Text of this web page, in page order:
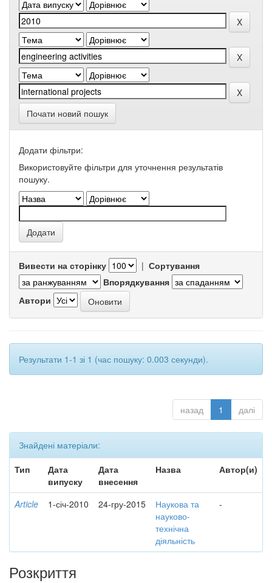
Почати новий пошук
Додати фільтри:
Використовуйте фільтри для уточнення результатів
пошуку.
Вивести на сторінку | Сортування
Впорядкування
Автори
Результати 1-1 зі 1 (час пошуку: 0.003 секунди).
назад 1 далі
Знайдені матеріали:
Тип
Дата
випуску
Дата
внесення
Назва Автор(и)
Article 1-січ-2010 24-гру-2015
Наукова та
науково-
технічна
діяльність
-
Розкриття